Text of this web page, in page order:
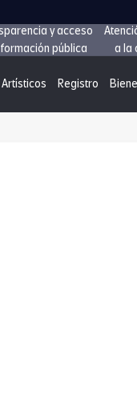
y acceso
pública
a la
Registro